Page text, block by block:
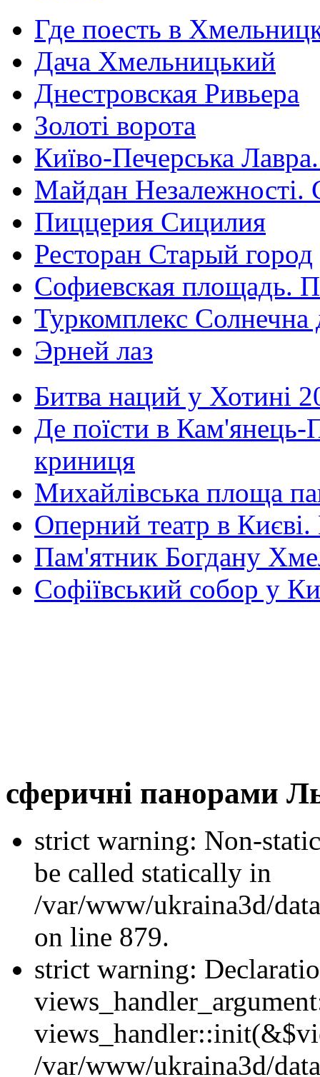
Где поесть в
Дача Хмельницький
Днестровская Ривьера
Золоті ворота
Київо-Печерська
Майдан Незалежності.
Пиццерия Сицилия
Ресторан Старый город
Софиевская площадь.
Туркомплекс Солнечна
Эрней лаз
Битва наций у Хотині
Де поїсти в Кам'янець-
криниця
Михайлівська площа
Оперний театр в
Пам'ятник Богдану
Софіївський собор у
сферичні панорами
strict warning: Non-
be called statically in
/var/www/ukraina3d/
on line 879.
strict warning:
/var/www/ukraina3d/